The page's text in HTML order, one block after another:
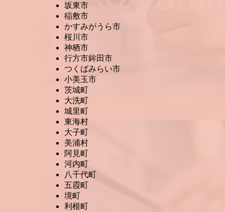
坂東市
稲敷市
かすみがうら市
桜川市
神栖市
行方市鉾田市
つくばみらい市
小美玉市
茨城町
大洗町
城里町
東海村
大子町
美浦村
阿見町
河内町
八千代町
五霞町
境町
利根町